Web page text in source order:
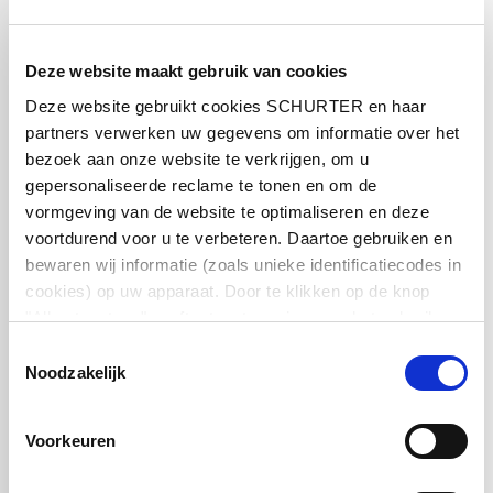
Deze website maakt gebruik van cookies
Deze website gebruikt cookies SCHURTER en haar
partners verwerken uw gegevens om informatie over het
bezoek aan onze website te verkrijgen, om u
gepersonaliseerde reclame te tonen en om de
vormgeving van de website te optimaliseren en deze
voortdurend voor u te verbeteren. Daartoe gebruiken en
bewaren wij informatie (zoals unieke identificatiecodes in
cookies) op uw apparaat. Door te klikken op de knop
"Alles toestaan" geeft u toestemming voor het gebruik
U kunt uw keuzes te allen tijde beheren door onderaan de
pagina op ""Cookievoorkeuren beheren"" te klikken. Deze
keuzes worden doorgegeven aan onze partners en
hebben geen invloed op de surfgegevens. Zie voor meer
Noodzakelijk
Voorkeuren
Zoek passende SCHURTER
producten
Cross references worden gebruikt om
overeenkomende SCHURTER producten te
vergelijkbare producten van andere
of series. Hieronder vindt u de vermelde